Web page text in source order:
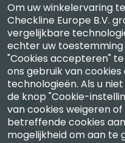
Checkline Europe B.V. —
kalibratie, certificering en
Bedrijf
Om uw winkelervaring
Checkline Europe B.V.
vergelijkbare
echter uw
"Cookies accepteren"
ons gebruik van
technologieën. Als u
de knop "Cookie-
van cookies weigeren
betreffende cookies
mogelijkheid om aan te